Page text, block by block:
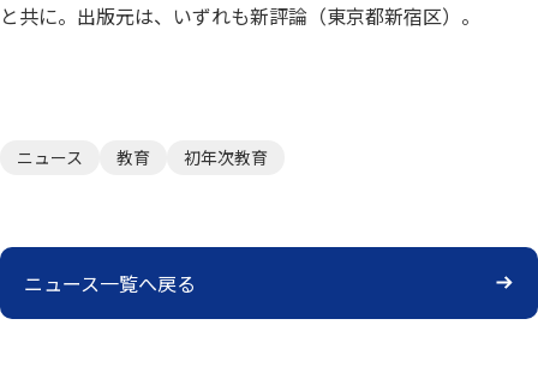
と共に。出版元は、いずれも新評論（東京都新宿区）。
ニュース 教育 初年次教育
ニュース一覧へ戻る